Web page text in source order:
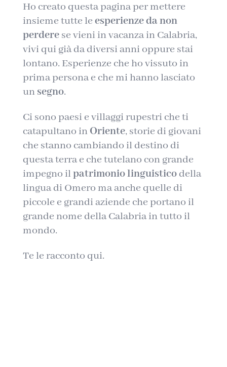
Ho creato questa pagina per mettere
insieme tutte le esperienze da non
perderese vieni in vacanza in Calabria,
vivi qui già da diversi anni oppure stai
lontano. Esperienze che ho vissuto in
prima persona e che mi hanno lasciato
un segno.
Ci sono paesi e villaggi rupestri che ti
catapultano in Oriente, storie di giovani
che stanno cambiando il destino di
questa terra e che tutelano con grande
impegno ilpatrimonio linguisticodella
lingua di Omero ma anche quelle di
piccole e grandi aziende che portano il
grande nome della Calabria in tutto il
mondo.
Te le racconto qui.